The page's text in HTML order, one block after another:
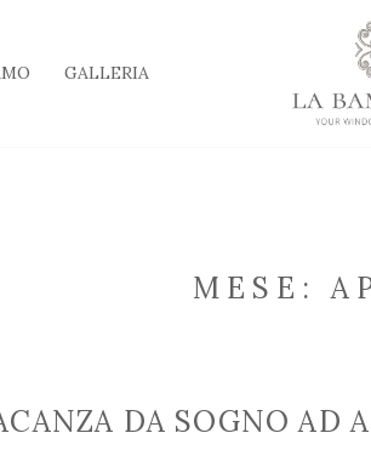
GALLERIA
MESE:
DA SOGNO AD